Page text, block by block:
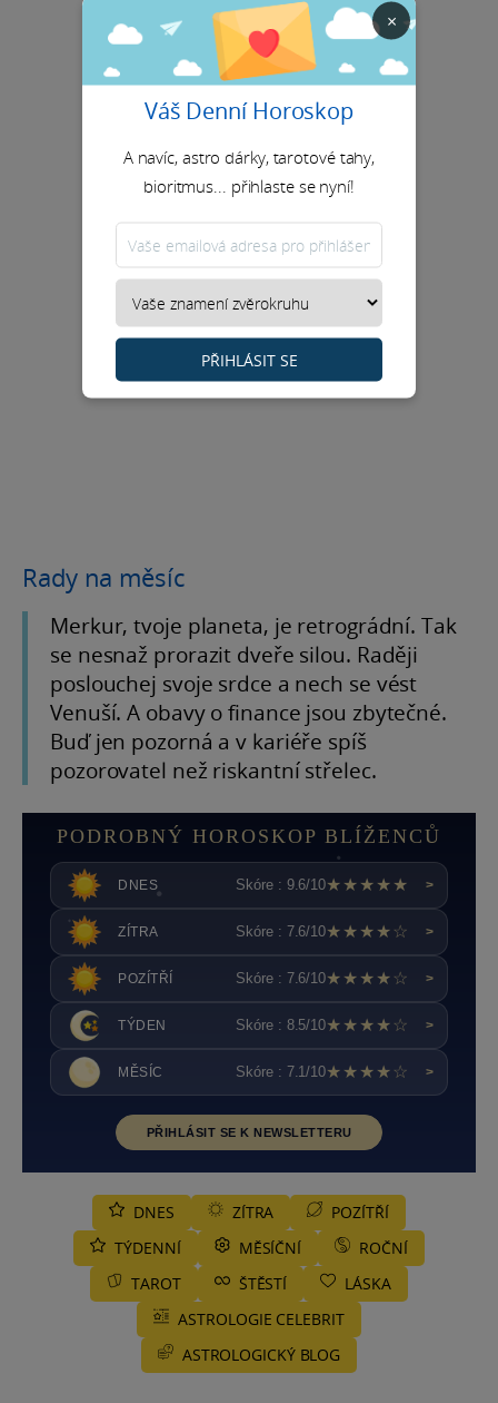
Rady na měsíc
Merkur, tvoje planeta, je retrográdní. Tak
se nesnaž prorazit dveře silou. Raději
poslouchej svoje srdce a nech se vést
Venuší. A obavy o finance jsou zbytečné.
Buď jen pozorná a v kariéře spíš
pozorovatel než riskantní střelec.
PODROBNÝ HOROSKOP BLÍŽENCŮ
DNES Skóre : 9.6/10★★★★★ >
ZÍTRA Skóre : 7.6/10★★★★☆ >
POZÍTŘÍ Skóre : 7.6/10★★★★☆ >
TÝDEN Skóre : 8.5/10★★★★☆ >
MĚSÍC Skóre : 7.1/10★★★★☆ >
PŘIHLÁSIT SE K NEWSLETTERU
DNES ZÍTRA
POZÍTŘÍ
TÝDENNÍ
MĚSÍČNÍ
ROČNÍ
TAROT
ŠTĚSTÍ
LÁSKA
ASTROLOGIE CELEBRIT
ASTROLOGICKÝ BLOG
×
Váš Denní Horoskop
A navíc, astro dárky, tarotové tahy,
bioritmus... přihlaste se nyní!
PŘIHLÁSIT SE